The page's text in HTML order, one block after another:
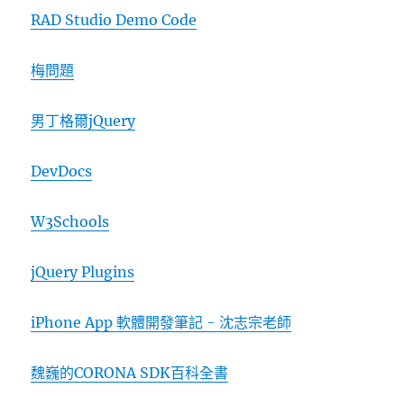
RAD Studio Demo Code
梅問題
男丁格爾jQuery
DevDocs
W3Schools
jQuery Plugins
iPhone App 軟體開發筆記 - 沈志宗老師
魏巍的CORONA SDK百科全書